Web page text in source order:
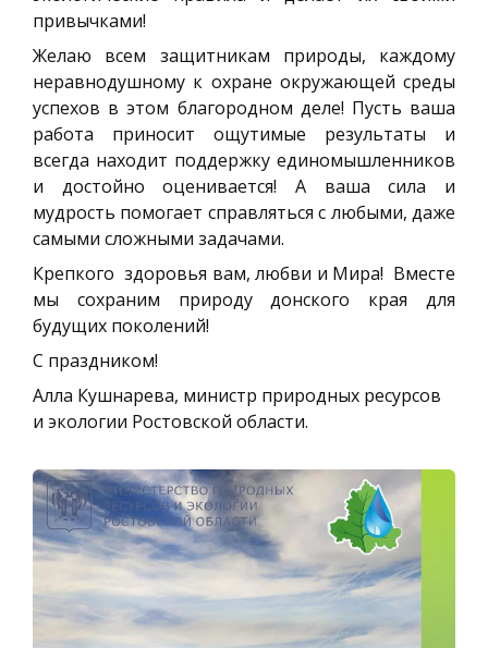
привычками!
Желаю всем защитникам природы, каждому
неравнодушному к охране окружающей среды
успехов в этом благородном деле! Пусть ваша
работа приносит ощутимые результаты и
всегда находит поддержку единомышленников
и достойно оценивается! А ваша сила и
мудрость помогает справляться с любыми, даже
самыми сложными задачами.
Крепкого здоровья вам, любви и Мира! Вместе
мы сохраним природу донского края для
будущих поколений!
С праздником!
Алла Кушнарева, министр природных ресурсов
и экологии Ростовской области.